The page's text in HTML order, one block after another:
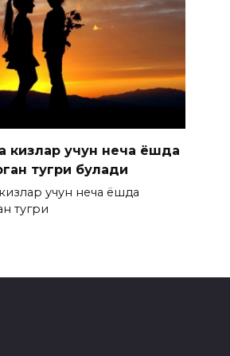
кизлар учун неча ёшда
тугри булади
учун неча ёшда
тугри